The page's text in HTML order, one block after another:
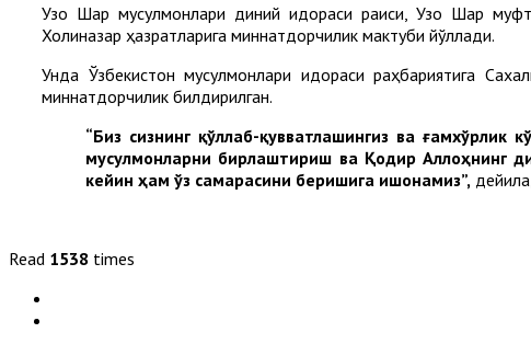
Узоқ Шарқ мусулмонлари диний идораси раиси, Узоқ Шарқ
Холиқназар ҳазратларига миннатдорчилик мактуби йўллади.
Унда Ўзбекистон мусулмонлари идораси раҳбариятига
миннатдорчилик билдирилган.
“Биз сизнинг қўллаб-қувватлашингиз ва
мусулмонларни бирлаштириш ва Қодир Аллоҳнинг
кейин ҳам ўз самарасини беришига ишонамиз”,
Read 1538 times